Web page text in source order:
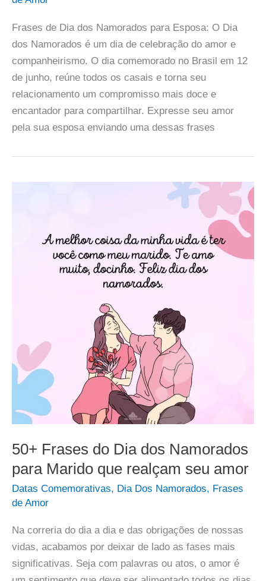
Frases de Dia dos Namorados para Esposa: O Dia
dos Namorados é um dia de celebração do amor e
companheirismo. O dia comemorado no Brasil em 12
de junho, reúne todos os casais e torna seu
relacionamento um compromisso mais doce e
encantador para compartilhar. Expresse seu amor
pela sua esposa enviando uma dessas frases
50+ Frases do Dia dos Namorados
para Marido que realçam seu amor
Datas Comemorativas, Dia Dos Namorados, Frases
de Amor
Na correria do dia a dia e das obrigações de nossas
vidas, acabamos por deixar de lado as fases mais
significativas. Seja com palavras ou atos, o amor é